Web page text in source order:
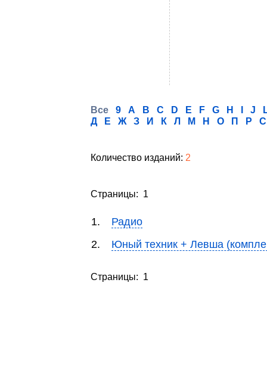
Все 9 A B C D E F G H J
Д
Е Ж З И К Л М Н О П Р С
Количество изданий: 2
Страницы: 1
1.
Радио
2.
Юный техник + Левша
Страницы: 1